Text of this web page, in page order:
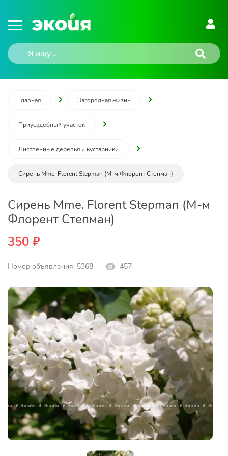
Главная Загородная жизнь
Приусадебный участок
Лиственные деревья и кустарники
Сирень Mme. Florent Stepman (М-м Флорент Степман)
Сирень Mme. Florent Stepman (М-м
Флорент Степман)
350 ₽
Номер объявления: 5368 457